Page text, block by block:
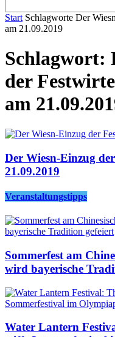
Start Schlagworte Der
am 21.09.2019
Schlagwort:
der
am
Der Wiesn-Einzug
21.09.2019
Veranstaltungstipps
Sommerfest am
wird bayerische
Water Lantern